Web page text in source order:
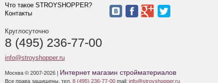
Что такое STROYSHOPPER?
Контакты
Круглосуточно
8 (495) 236-77-00
info@stroyshopper.ru
Москва © 2007-2026 | Интернет магазин стройматериалов
Все права защищены. тел. 8 (495) 236-77-00 mail: info@stroyshopper.ru